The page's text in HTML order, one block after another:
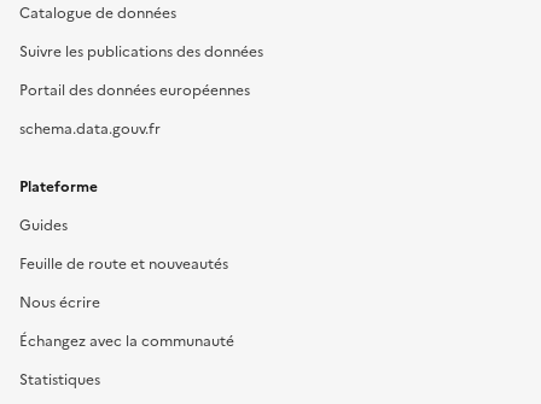
Catalogue de données
Suivre les publications des données
Portail des données européennes
schema.data.gouv.fr
Plateforme
Guides
Feuille de route et nouveautés
Nous écrire
Échangez avec la communauté
Statistiques